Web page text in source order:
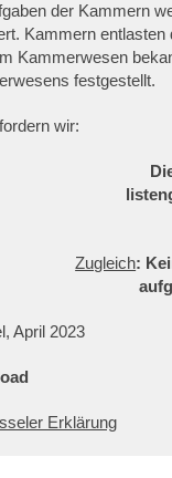
der Kammern
Kammern
Kammerwesen
festgestellt.
wir:
Zugleich:
April 2023
Erklärung